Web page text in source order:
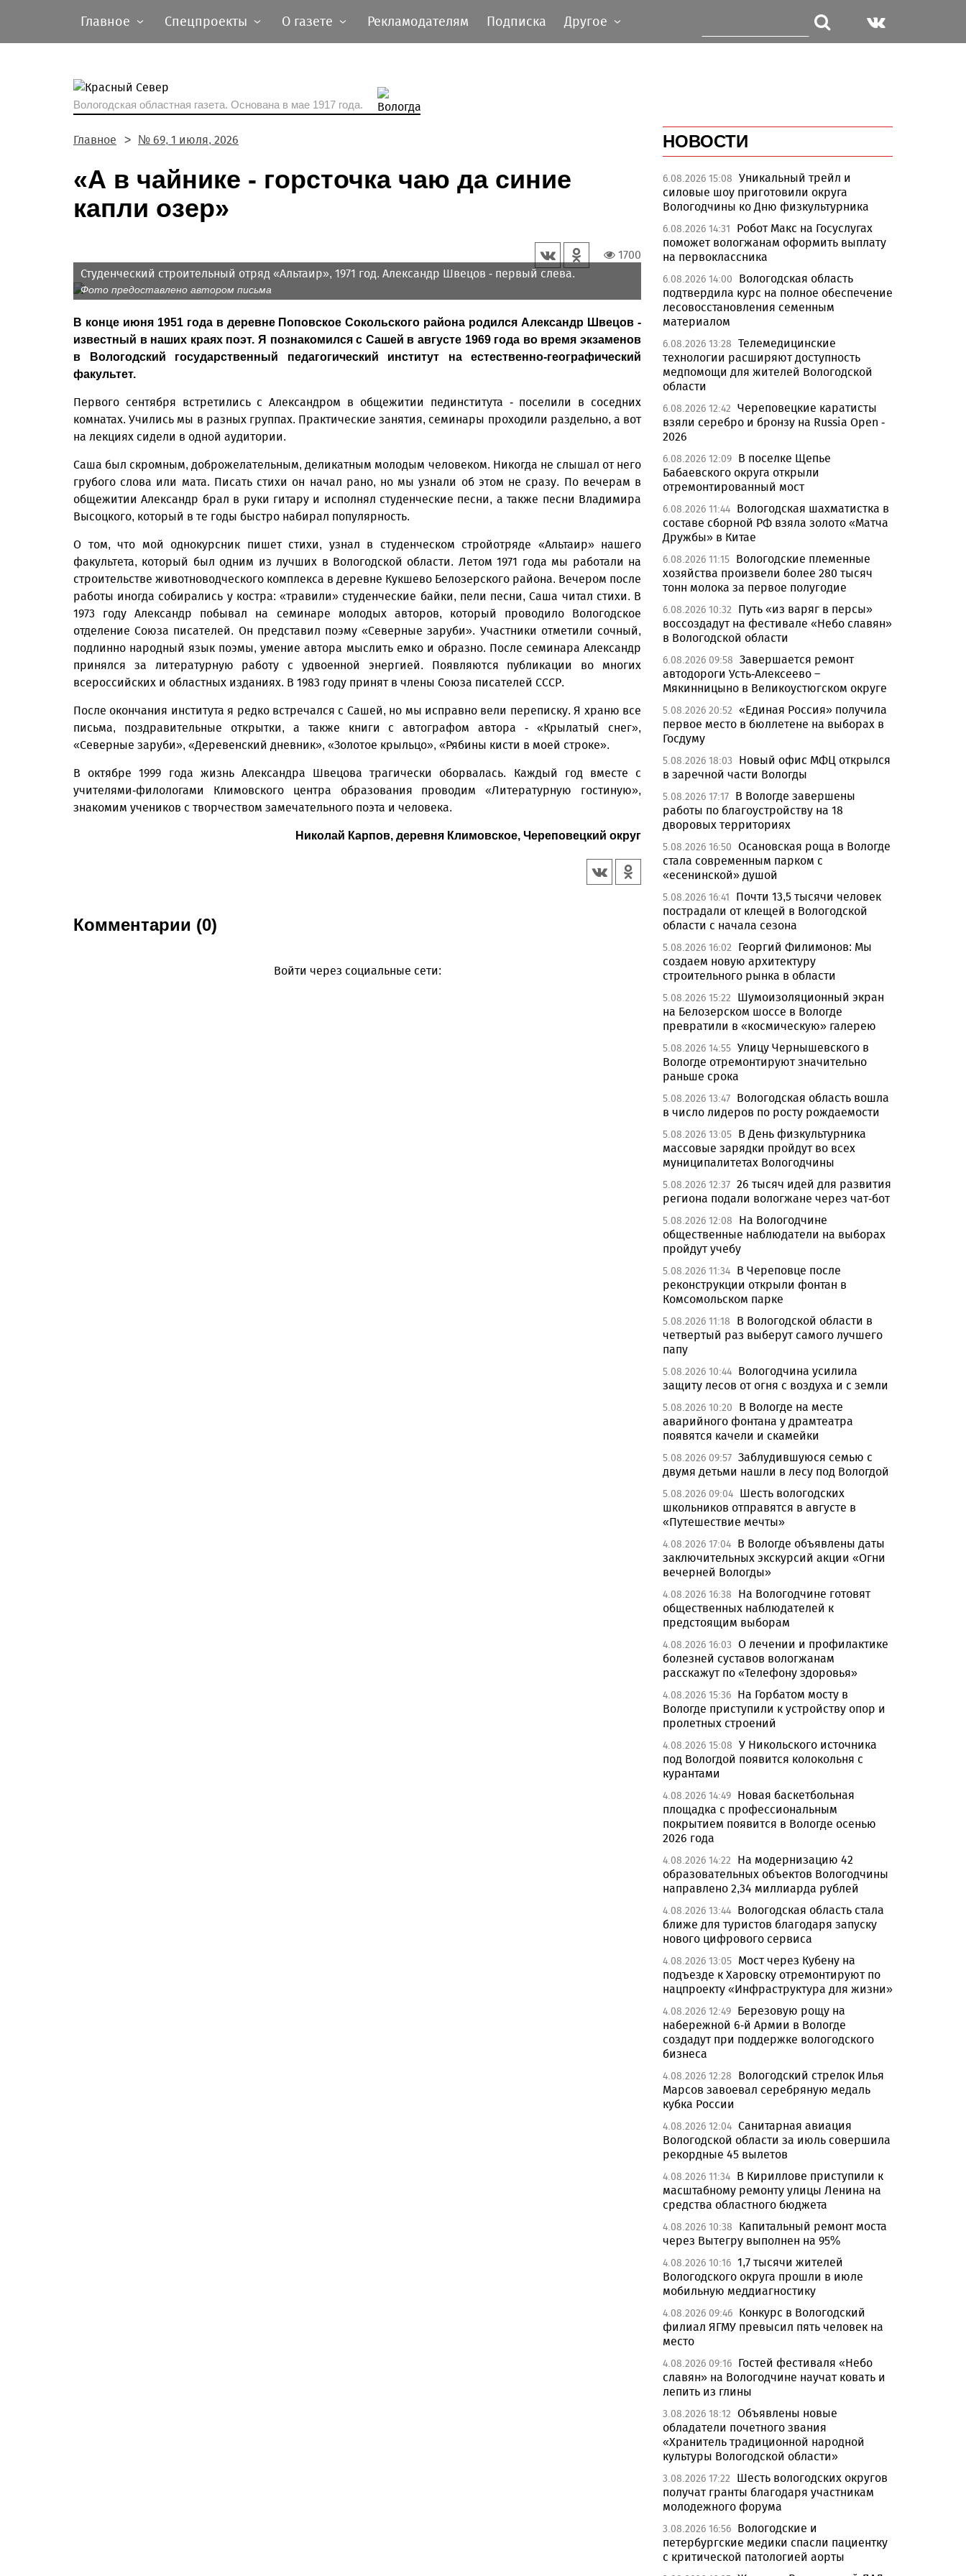
Главное Спецпроекты О газете Рекламодателям Подписка Другое
Вологодская областная газета. Основана в мае 1917 года.
Главное № 69, 1 июля, 2026
«А в чайнике - горсточка чаю да синие
капли озер»
1700
Студенческий строительный отряд «Альтаир», 1971 год. Александр Швецов - первый слева.
Фото предоставлено автором письма
В конце июня 1951 года в деревне Поповское Сокольского района родился Александр Швецов -
известный в наших краях поэт. Я познакомился с Сашей в августе 1969 года во время экзаменов
в Вологодский государственный педагогический институт на естественно-географический
факультет.
Первого сентября встретились с Александром в общежитии пединститута - поселили в соседних
комнатах. Учились мы в разных группах. Практические занятия, семинары проходили раздельно, а вот
на лекциях сидели в одной аудитории.
Саша был скромным, доброжелательным, деликатным молодым человеком. Никогда не слышал от него
грубого слова или мата. Писать стихи он начал рано, но мы узнали об этом не сразу. По вечерам в
общежитии Александр брал в руки гитару и исполнял студенческие песни, а также песни Владимира
Высоцкого, который в те годы быстро набирал популярность.
О том, что мой однокурсник пишет стихи, узнал в студенческом стройотряде «Альтаир» нашего
факультета, который был одним из лучших в Вологодской области. Летом 1971 года мы работали на
строительстве животноводческого комплекса в деревне Кукшево Белозерского района. Вечером после
работы иногда собирались у костра: «травили» студенческие байки, пели песни, Саша читал стихи. В
1973 году Александр побывал на семинаре молодых авторов, который проводило Вологодское
отделение Союза писателей. Он представил поэму «Северные заруби». Участники отметили сочный,
подлинно народный язык поэмы, умение автора мыслить емко и образно. После семинара Александр
принялся за литературную работу с удвоенной энергией. Появляются публикации во многих
всероссийских и областных изданиях. В 1983 году принят в члены Союза писателей СССР.
После окончания института я редко встречался с Сашей, но мы исправно вели переписку. Я храню все
письма, поздравительные открытки, а также книги с автографом автора - «Крылатый снег»,
«Северные заруби», «Деревенский дневник», «Золотое крыльцо», «Рябины кисти в моей строке».
В октябре 1999 года жизнь Александра Швецова трагически оборвалась. Каждый год вместе с
учителями-филологами Климовского центра образования проводим «Литературную гостиную»,
знакомим учеников с творчеством замечательного поэта и человека.
Николай Карпов, деревня Климовское, Череповецкий округ
Комментарии (0)
Войти через социальные сети:
НОВОСТИ
6.08.2026 15:08 Уникальный трейл и
силовые шоу приготовили округа
Вологодчины ко Дню физкультурника
6.08.2026 14:31
Робот Макс на Госуслугах
поможет вологжанам оформить выплату
на первоклассника
6.08.2026 14:00
Вологодская область
подтвердила курс на полное обеспечение
лесовосстановления семенным
материалом
6.08.2026 13:28 Телемедицинские
технологии расширяют доступность
медпомощи для жителей Вологодской
области
6.08.2026 12:42 Череповецкие каратисты
взяли серебро и бронзу на Russia Open -
2026
6.08.2026 12:09 В поселке Щепье
Бабаевского округа открыли
отремонтированный мост
6.08.2026 11:44 Вологодская шахматистка в
составе сборной РФ взяла золото «Матча
Дружбы» в Китае
6.08.2026 11:15 Вологодские племенные
хозяйства произвели более 280 тысяч
тонн молока за первое полугодие
6.08.2026 10:32
Путь «из варяг в персы»
воссоздадут на фестивале «Небо славян»
в Вологодской области
6.08.2026 09:58 Завершается ремонт
автодороги Усть-Алексеево –
Мякинницыно в Великоустюгском округе
5.08.2026 20:52 «Единая Россия» получила
первое место в бюллетене на выборах в
Госдуму
5.08.2026 18:03
Новый офис МФЦ открылся
в заречной части Вологды
5.08.2026 17:17 В Вологде завершены
работы по благоустройству на 18
дворовых территориях
5.08.2026 16:50 Осановская роща в Вологде
стала современным парком с
«есенинской» душой
5.08.2026 16:41
Почти 13,5 тысячи человек
пострадали от клещей в Вологодской
области с начала сезона
5.08.2026 16:02
Георгий Филимонов: Мы
создаем новую архитектуру
строительного рынка в области
5.08.2026 15:22
Шумоизоляционный экран
на Белозерском шоссе в Вологде
превратили в «космическую» галерею
5.08.2026 14:55 Улицу Чернышевского в
Вологде отремонтируют значительно
раньше срока
5.08.2026 13:47 Вологодская область вошла
в число лидеров по росту рождаемости
5.08.2026 13:05 В День физкультурника
массовые зарядки пройдут во всех
муниципалитетах Вологодчины
5.08.2026 12:37 26 тысяч идей для развития
региона подали вологжане через чат-бот
5.08.2026 12:08
На Вологодчине
общественные наблюдатели на выборах
пройдут учебу
5.08.2026 11:34 В Череповце после
реконструкции открыли фонтан в
Комсомольском парке
5.08.2026 11:18
В Вологодской области в
четвертый раз выберут самого лучшего
папу
5.08.2026 10:44 Вологодчина усилила
защиту лесов от огня с воздуха и с земли
5.08.2026 10:20
В Вологде на месте
аварийного фонтана у драмтеатра
появятся качели и скамейки
5.08.2026 09:57 Заблудившуюся семью с
двумя детьми нашли в лесу под Вологдой
5.08.2026 09:04 Шесть вологодских
школьников отправятся в августе в
«Путешествие мечты»
4.08.2026 17:04 В Вологде объявлены даты
заключительных экскурсий акции «Огни
вечерней Вологды»
4.08.2026 16:38
На Вологодчине готовят
общественных наблюдателей к
предстоящим выборам
4.08.2026 16:03 О лечении и профилактике
болезней суставов вологжанам
расскажут по «Телефону здоровья»
4.08.2026 15:36 На Горбатом мосту в
Вологде приступили к устройству опор и
пролетных строений
4.08.2026 15:08 У Никольского источника
под Вологдой появится колокольня с
курантами
4.08.2026 14:49 Новая баскетбольная
площадка с профессиональным
покрытием появится в Вологде осенью
2026 года
4.08.2026 14:22
На модернизацию 42
образовательных объектов Вологодчины
направлено 2,34 миллиарда рублей
4.08.2026 13:44 Вологодская область стала
ближе для туристов благодаря запуску
нового цифрового сервиса
4.08.2026 13:05 Мост через Кубену на
подъезде к Харовску отремонтируют по
нацпроекту «Инфраструктура для жизни»
4.08.2026 12:49 Березовую рощу на
набережной 6-й Армии в Вологде
создадут при поддержке вологодского
бизнеса
4.08.2026 12:28
Вологодский стрелок Илья
Марсов завоевал серебряную медаль
кубка России
4.08.2026 12:04 Санитарная авиация
Вологодской области за июль совершила
рекордные 45 вылетов
4.08.2026 11:34 В Кириллове приступили к
масштабному ремонту улицы Ленина на
средства областного бюджета
4.08.2026 10:38
Капитальный ремонт моста
через Вытегру выполнен на 95%
4.08.2026 10:16 1,7 тысячи жителей
Вологодского округа прошли в июле
мобильную меддиагностику
4.08.2026 09:46 Конкурс в Вологодский
филиал ЯГМУ превысил пять человек на
место
4.08.2026 09:16 Гостей фестиваля «Небо
славян» на Вологодчине научат ковать и
лепить из глины
3.08.2026 18:12 Объявлены новые
обладатели почетного звания
«Хранитель традиционной народной
культуры Вологодской области»
3.08.2026 17:22
Шесть вологодских округов
получат гранты благодаря участникам
молодежного форума
3.08.2026 16:56 Вологодские и
петербургские медики спасли пациентку
с критической патологией аорты